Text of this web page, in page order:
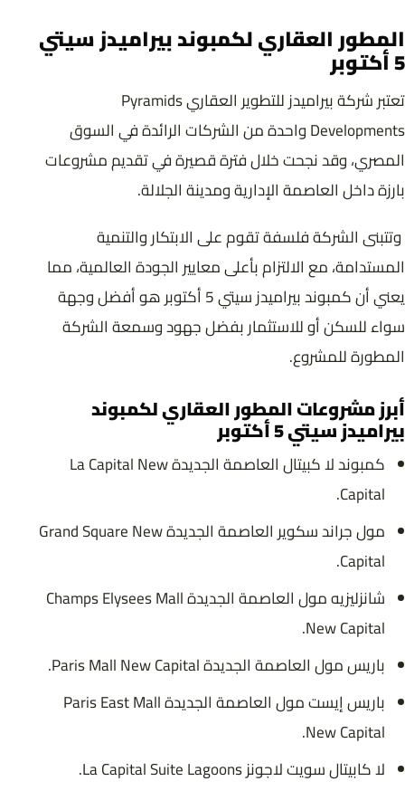
المطور العقاري لكمبوند بيراميدز سيتي
5 أكتوبر
تعتبر شركة بيراميدز للتطوير العقاري Pyramids
Developments واحدة من الشركات الرائدة في السوق
المصري، وقد نجحت خلال فترة قصيرة في تقديم مشروعات
بارزة داخل العاصمة الإدارية ومدينة الجلالة.
وتتبنى الشركة فلسفة تقوم على الابتكار والتنمية
المستدامة، مع الالتزام بأعلى معايير الجودة العالمية، مما
يعني أن كمبوند بيراميدز سيتي 5 أكتوبر هو أفضل وجهة
سواء للسكن أو للاستثمار بفضل جهود وسمعة الشركة
المطورة للمشروع.
أبرز مشروعات المطور العقاري لكمبوند
بيراميدز سيتي 5 أكتوبر
كمبوند لا كبيتال العاصمة الجديدة La Capital New
Capital.
مول جراند سكوير العاصمة الجديدة Grand Square New
Capital.
شانزليزيه مول العاصمة الجديدة Champs Elysees Mall
New Capital.
باريس مول العاصمة الجديدة Paris Mall New Capital.
باريس إيست مول العاصمة الجديدة Paris East Mall
New Capital.
لا كابيتال سويت لاجونز La Capital Suite Lagoons.